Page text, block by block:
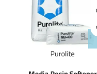
Purolite